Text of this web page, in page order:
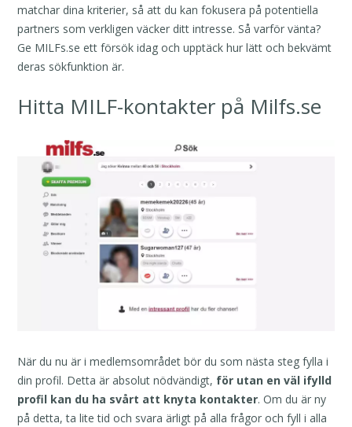
matchar dina kriterier, så att du kan fokusera på potentiella
partners som verkligen väcker ditt intresse. Så varför vänta?
Ge MILFs.se ett försök idag och upptäck hur lätt och bekvämt
deras sökfunktion är.
Hitta MILF-kontakter på Milfs.se
När du nu är i medlemsområdet bör du som nästa steg fylla i
din profil. Detta är absolut nödvändigt, för utan en väl ifylld
profil kan du ha svårt att knyta kontakter. Om du är ny
på detta, ta lite tid och svara ärligt på alla frågor och fyll i alla